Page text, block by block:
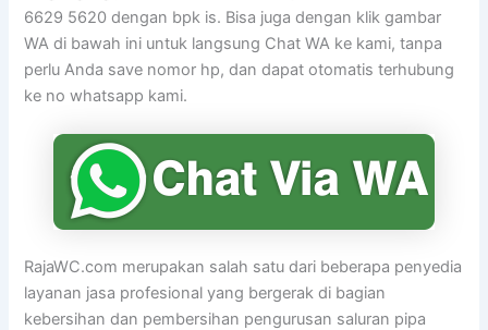
6629 5620 dengan bpk is. Bisa juga dengan klik gambar
WA di bawah ini untuk langsung Chat WA ke kami, tanpa
perlu Anda save nomor hp, dan dapat otomatis terhubung
ke no whatsapp kami.
RajaWC.com merupakan salah satu dari beberapa penyedia
layanan jasa profesional yang bergerak di bagian
kebersihan dan pembersihan pengurusan saluran pipa